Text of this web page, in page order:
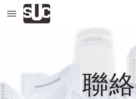
Skip to main content
聯絡